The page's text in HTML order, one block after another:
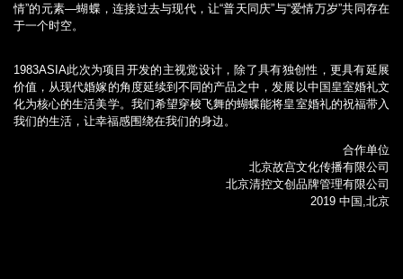
情”的元素—蝴蝶，连接过去与现代，让“普天同庆”与“爱情万岁”共同存在
于一个时空。
1983ASIA此次为项目开发的主视觉设计，除了具有独创性，更具有延展
价值，从现代婚嫁的角度延续到不同的产品之中，发展以中国皇室婚礼文
化为核心的生活美学。我们希望穿梭飞舞的蝴蝶能将皇室婚礼的祝福带入
我们的生活，让幸福感围绕在我们的身边。
合作单位
北京故宫文化传播有限公司
北京清控文创品牌管理有限公司
2019 中国,北京